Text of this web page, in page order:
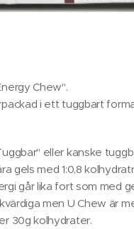
Chew".
i ett tuggbart
eller kanske
gels med 1:0,8
går lika fort som med
men U Chew är
30g kolhydrater.